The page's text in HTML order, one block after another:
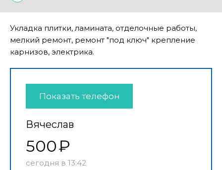
Укладка плитки, ламината, отделочные работы,
мелкий ремонт, ремонт "под ключ" крепление
карнизов, электрика.
Показать телефон
Вячеслав
500
сегодня в 13:42